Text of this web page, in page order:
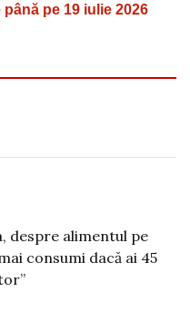
pe 19 iulie 2026
despre alimentul pe
consumi dacă ai 45